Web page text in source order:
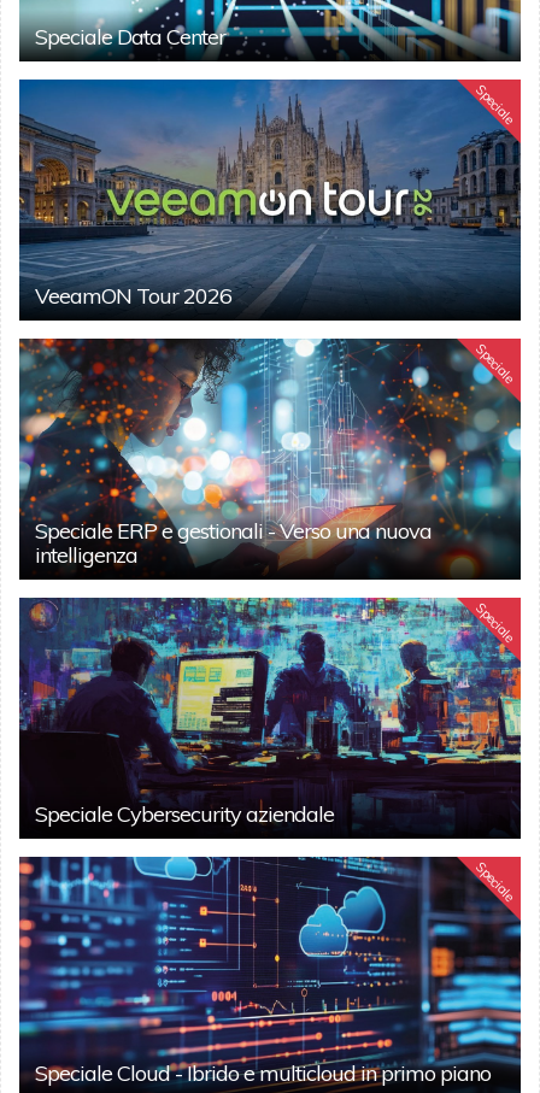
Speciale Data Center
Speciale
VeeamON Tour 2026
Speciale
Speciale ERP e gestionali - Verso una nuova
intelligenza
Speciale
Speciale Cybersecurity aziendale
Speciale
Speciale Cloud - Ibrido e multicloud in primo piano